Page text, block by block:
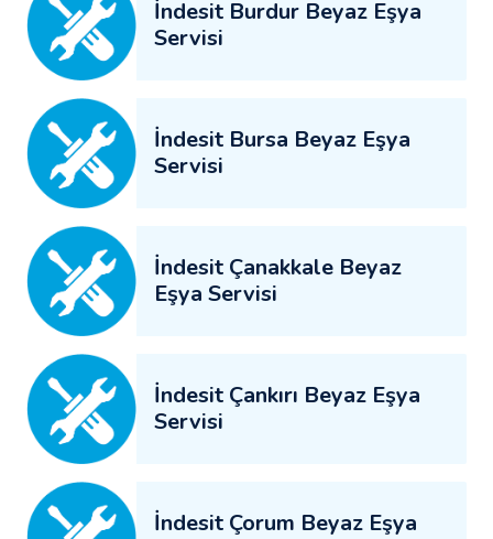
İndesit Burdur Beyaz Eşya
Servisi
İndesit Bursa Beyaz Eşya
Servisi
İndesit Çanakkale Beyaz
Eşya Servisi
İndesit Çankırı Beyaz Eşya
Servisi
İndesit Çorum Beyaz Eşya